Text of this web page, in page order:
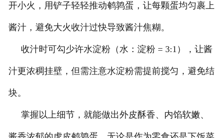
开小火，用铲子轻轻推动鹌鹑蛋，让每颗蛋均匀裹上
酱汁，避免大火收汁过快导致酱汁焦糊。
收汁时可勾少许水淀粉（水：淀粉 = 3:1），让酱
汁更浓稠挂壁，但需注意水淀粉需提前搅匀，避免结
块。
掌握以上细节，就能做出外皮酥香、内馅软嫩、